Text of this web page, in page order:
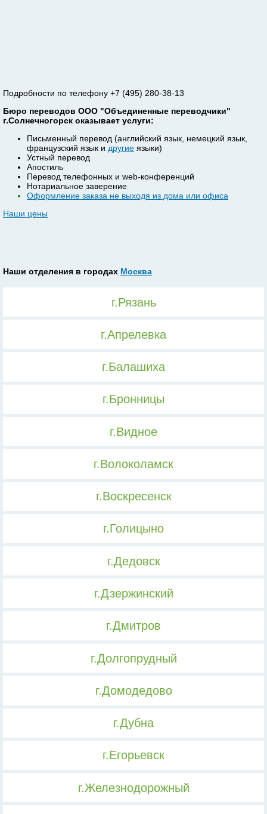
Подробности по телефону +7 (495) 280-38-13
Бюро переводов ООО "Объединенные переводчики"
г.Солнечногорск оказывает услуги:
Письменный перевод (английский язык, немецкий язык,
французский язык и другие языки)
Устный перевод
Апостиль
Перевод телефонных и web-конференций
Нотариальное заверение
Оформление заказа не выходя из дома или офиса
Наши цены
Наши отделения в городах Москва
г.Рязань
г.Апрелевка
г.Балашиха
г.Бронницы
г.Видное
г.Волоколамск
г.Воскресенск
г.Голицыно
г.Дедовск
г.Дзержинский
г.Дмитров
г.Долгопрудный
г.Домодедово
г.Дубна
г.Егорьевск
г.Железнодорожный